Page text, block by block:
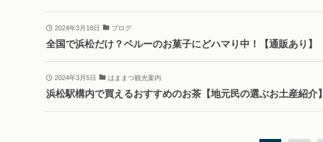
2024年3月18日 ブログ
全国で浜松だけ？ペルーのお菓子にどハマり中！【通販あり】
2024年3月5日 はままつ観光案内
浜松駅構内で買えるおすすめのお茶【地元民の選ぶお土産紹介】